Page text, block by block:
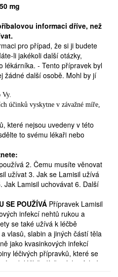
mg
informaci dříve, než
pro případ, že si ji budete
li jakékoli další otázky,
lékárníka. - Tento přípravek byl
žádné další osobě. Mohl by jí
účinků vyskytne v závažné míře,
které nejsou uvedeny v této
to svému lékaři nebo
2. Čemu musíte věnovat
užívat 3. Jak se Lamisil užívá
Jak Lamisil uchovávat 6. Další
SE POUŽÍVÁ Přípravek Lamisil
infekcí nehtů rukou a
se také užívá k léčbě
vlasů, slabin a jiných částí těla
jako kvasinkových infekcí
léčivých přípravků, které se
se k léčbě plísňových infekcí